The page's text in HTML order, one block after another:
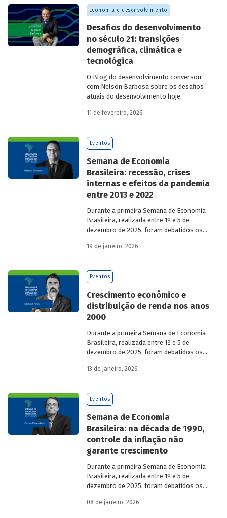
Economia e desenvolvimento
Desafios do desenvolvimento
no século 21: transições
demográfica, climática e
tecnológica
O Blog do desenvolvimento conversou
com Nelson Barbosa sobre os desafios
atuais do desenvolvimento hoje.
11 de fevereiro, 2026
Eventos
Semana de Economia
Brasileira: recessão, crises
internas e efeitos da pandemia
entre 2013 e 2022
Durante a primeira Semana de Economia
Brasileira, realizada entre 1º e 5 de
dezembro de 2025, foram debatidos os
economia do país nos últimos 40 anos,
economistas renomados.
19 de janeiro, 2026
Eventos
Crescimento econômico e
distribuição de renda nos anos
2000
Durante a primeira Semana de Economia
Brasileira, realizada entre 1º e 5 de
dezembro de 2025, foram debatidos os
economia do país nos últimos 40 anos,
economistas renomados.
13 de janeiro, 2026
Eventos
Semana de Economia
Brasileira: na década de 1990,
controle da inflação não
garante crescimento
Durante a primeira Semana de Economia
Brasileira, realizada entre 1º e 5 de
dezembro de 2025, foram debatidos os
economia do país nos últimos 40 anos,
08 de janeiro, 2026